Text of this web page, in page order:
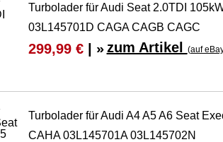
Turbolader für Audi Seat 2.0TDI
03L145701D CAGA CAGB CAGC
299,99 €| » zum Artikel (auf
Turbolader für Audi A4 A5 A6 Seat
CAHA 03L145701A 03L145702N